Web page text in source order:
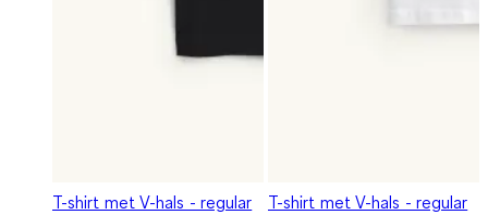
T-shirt met V-hals - regular
T-shirt met V-hals - regular